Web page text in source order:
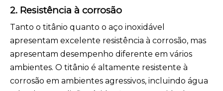
2. Resistência à corrosão
Tanto o titânio quanto o aço inoxidável
apresentam excelente resistência à corrosão, mas
apresentam desempenho diferente em vários
ambientes. O titânio é altamente resistente à
corrosão em ambientes agressivos, incluindo água